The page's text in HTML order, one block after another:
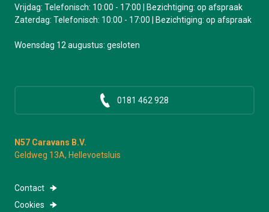
Vrijdag: Telefonisch: 10:00 - 17:00 | Bezichtiging: op afspraak
Zaterdag: Telefonisch: 10:00 - 17:00 | Bezichtiging: op afspraak
Woensdag 12 augustus: gesloten
0181 462 928
N57 Caravans B.V.
Geldweg 13A, Hellevoetsluis
Contact
Cookies